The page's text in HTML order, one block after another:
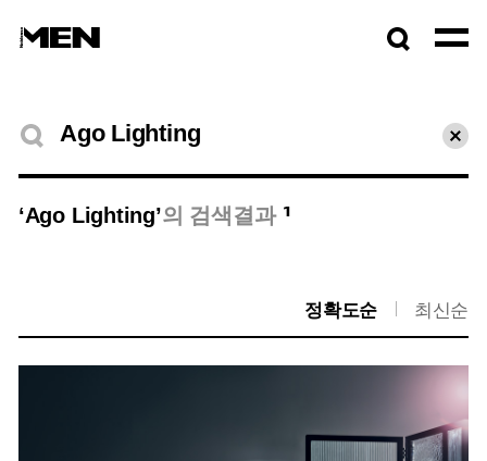
검색결과
초기
‘Ago Lighting’의 검색결과 1
정확도순 최신순